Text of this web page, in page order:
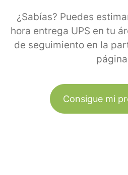
¿Sabías? Puedes
hora entrega UPS en tu
de seguimiento en la
Consigue mi